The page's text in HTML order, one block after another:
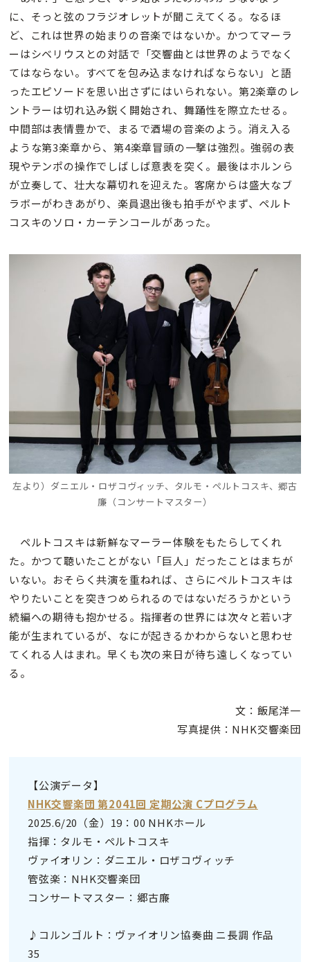
に、そっと弦のフラジオレットが聞こえてくる。なるほ
ど、これは世界の始まりの音楽ではないか。かつてマーラ
ーはシベリウスとの対話で「交響曲とは世界のようでなく
てはならない。すべてを包み込まなければならない」と語
ったエピソードを思い出さずにはいられない。第2楽章のレ
ントラーは切れ込み鋭く開始され、舞踊性を際立たせる。
中間部は表情豊かで、まるで酒場の音楽のよう。消え入る
ような第3楽章から、第4楽章冒頭の一撃は強烈。強弱の表
現やテンポの操作でしばしば意表を突く。最後はホルンら
が立奏して、壮大な幕切れを迎えた。客席からは盛大なブ
ラボーがわきあがり、楽員退出後も拍手がやまず、ペルト
コスキのソロ・カーテンコールがあった。
左より）ダニエル・ロザコヴィッチ、タルモ・ペルトコスキ、郷古
廉（コンサートマスター）
ペルトコスキは新鮮なマーラー体験をもたらしてくれ
た。かつて聴いたことがない「巨人」だったことはまちが
いない。おそらく共演を重ねれば、さらにペルトコスキは
やりたいことを突きつめられるのではないだろうかという
続編への期待も抱かせる。指揮者の世界には次々と若い才
能が生まれているが、なにが起きるかわからないと思わせ
てくれる人はまれ。早くも次の来日が待ち遠しくなってい
る。
文：飯尾洋一
写真提供：NHK交響楽団
【公演データ】
NHK交響楽団 第2041回 定期公演 Cプログラム
2025.6/20（金）19：00 NHKホール
指揮：タルモ・ペルトコスキ
ヴァイオリン：ダニエル・ロザコヴィッチ
管弦楽：NHK交響楽団
コンサートマスター：郷古廉
♪コルンゴルト：ヴァイオリン協奏曲 ニ長調 作品
35